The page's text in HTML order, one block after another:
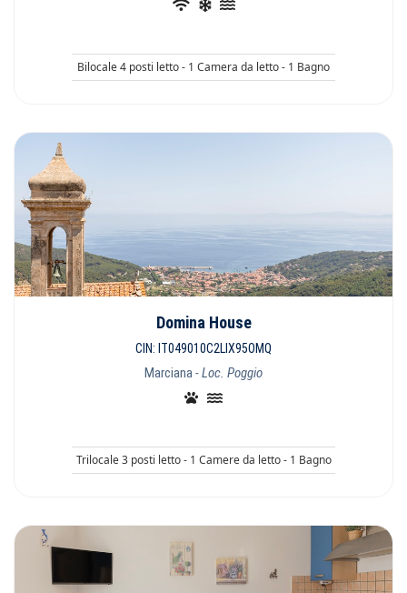
Bilocale 4 posti letto - 1 Camera da letto - 1 Bagno
Domina House
CIN: IT049010C2LIX95OMQ
Marciana- Loc. Poggio
Trilocale 3 posti letto - 1 Camere da letto - 1 Bagno